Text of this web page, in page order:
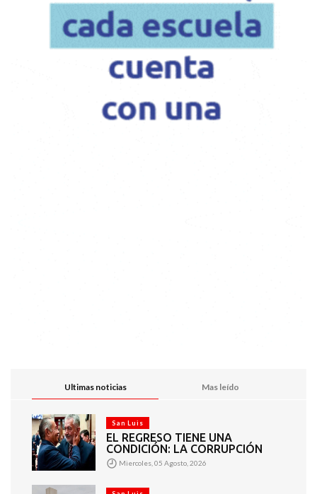
Ultimas noticias Mas leído
San Luis
EL REGRESO TIENE UNA
CONDICIÓN: LA CORRUPCIÓN
Miercoles, 05 Agosto, 2026